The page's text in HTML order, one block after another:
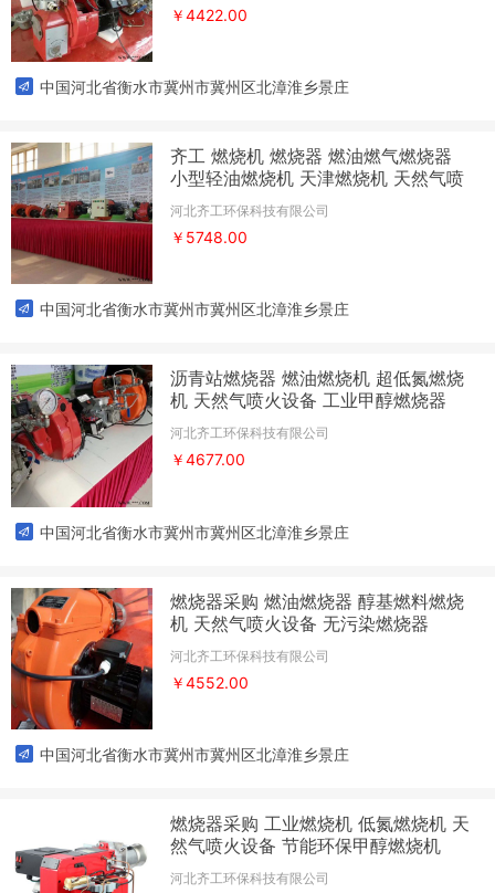
￥4422.00
中国河北省衡水市冀州市冀州区北漳淮乡景庄
齐工 燃烧机 燃烧器 燃油燃气燃烧器
小型轻油燃烧机 天津燃烧机 天然气喷
火设备
河北齐工环保科技有限公司
￥5748.00
中国河北省衡水市冀州市冀州区北漳淮乡景庄
沥青站燃烧器 燃油燃烧机 超低氮燃烧
机 天然气喷火设备 工业甲醇燃烧器
河北齐工环保科技有限公司
￥4677.00
中国河北省衡水市冀州市冀州区北漳淮乡景庄
燃烧器采购 燃油燃烧器 醇基燃料燃烧
机 天然气喷火设备 无污染燃烧器
河北齐工环保科技有限公司
￥4552.00
中国河北省衡水市冀州市冀州区北漳淮乡景庄
燃烧器采购 工业燃烧机 低氮燃烧机 天
然气喷火设备 节能环保甲醇燃烧机
河北齐工环保科技有限公司